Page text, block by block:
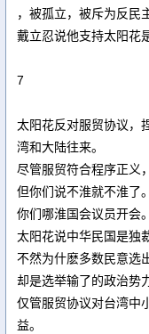
，被孤立，被斥为反民
戴立忍说他支持太阳花
7
太阳花反对服贸协议，
湾和大陆往来。
尽管服贸符合程序正义
但你们说不淮就不淮了
你们哪淮国会议员开会。
太阳花说中华民国是独
不然为什麽多数民意选
却是选举输了的政治势
仅管服贸协议对台湾中
益。